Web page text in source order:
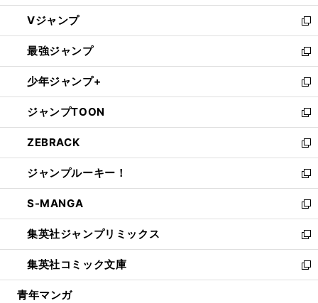
ウ
ィ
ン
ド
ウ
で
開
く
し
い
ウ
ィ
ン
ド
ウ
で
開
く
Vジャンプ
新
し
い
ウ
ィ
ン
ド
ウ
で
開
く
最強ジャンプ
新
し
い
ウ
ィ
ン
ド
ウ
で
開
く
少年ジャンプ+
新
し
い
ウ
ィ
ン
ド
ウ
で
開
く
ジャンプTOON
新
し
い
ウ
ィ
ン
ド
ウ
で
開
く
ZEBRACK
新
し
い
ウ
ィ
ン
ド
ウ
で
開
ジャンプルーキー！
新
し
い
ウ
ィ
ン
ド
ウ
S-MANGA
新
し
い
ウ
ィ
ン
集英社ジャンプリミックス
新
し
い
ウ
集英社コミック文庫
新
し
青年マンガ